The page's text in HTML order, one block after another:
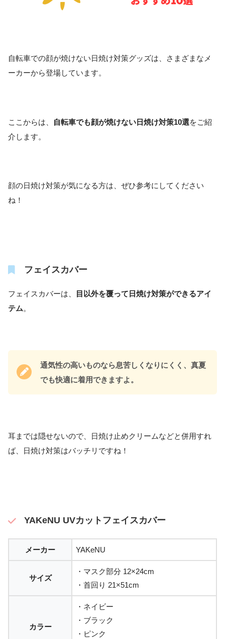
自転車での顔が焼けない日焼け対策グッズは、さまざまなメ
ーカーから登場しています。
ここからは、 自転車でも顔が焼けない日焼け対策10選をご紹
介します。
顔の日焼け対策が気になる方は、ぜひ参考にしてください
ね！
フェイスカバー
フェイスカバーは、
目以外を覆って日焼け対策ができるアイ
テム。
通気性の高いものなら息苦しくなりにくく、真夏
でも快適に着用できますよ。
耳までは隠せないので、日焼け止めクリームなどと併用すれ
ば、日焼け対策はバッチリですね！
YAKeNU UVカットフェイスカバー
メーカー YAKeNU
サイズ
・マスク部分 12×24cm
・首回り 21×51cm
カラー
・ネイビー
・ブラック
・ピンク